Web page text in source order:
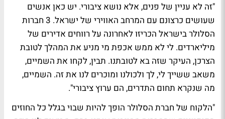
"זה לא עניין של פנים, אלא נושא ציבורי. יש כאן אנשים
שעושים כרצונם עם המרחב האווירי של ישראל. 3 חברות
הסלולר בישראל הכריזו לאחרונה על רווחים אדירים של
מיליארדים. לי לא ממש אכפת מי מניע את המהלך לטובת
הצרכן, העיקר שזה בא לטובתנו. תבין, לקחו את השמיים,
משאב ששייך לי, לך ולכולנו ומוכרים לנו את זה. השמיים,
מה שנקרא תחום התדרים, הם ערוץ ציבורי".
"הלקוח של חברת הסלולר הופך להיות שבוי בגלל כל החוזים